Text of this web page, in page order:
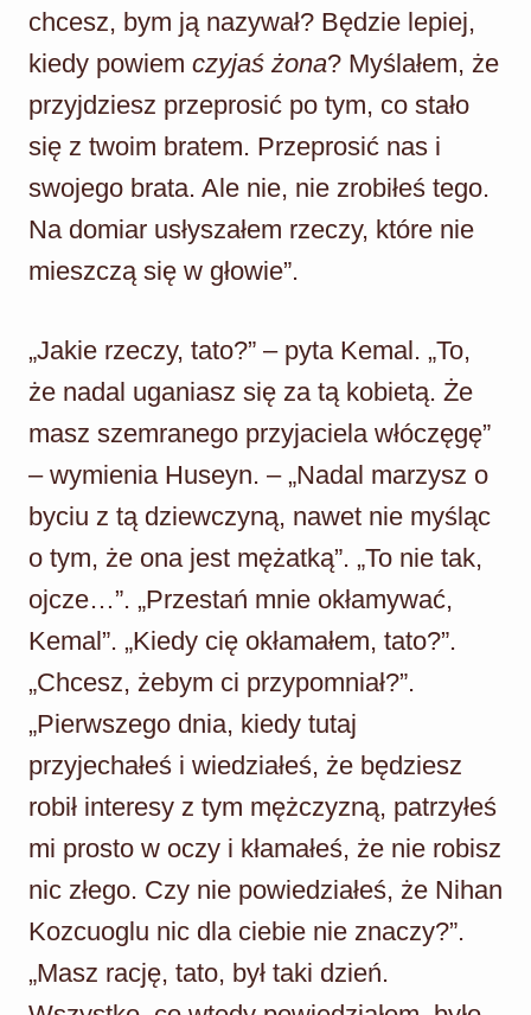
chcesz, bym ją nazywał? Będzie lepiej,
kiedy powiem czyjaś żona? Myślałem, że
przyjdziesz przeprosić po tym, co stało
się z twoim bratem. Przeprosić nas i
swojego brata. Ale nie, nie zrobiłeś tego.
Na domiar usłyszałem rzeczy, które nie
mieszczą się w głowie”.
„Jakie rzeczy, tato?” – pyta Kemal. „To,
że nadal uganiasz się za tą kobietą. Że
masz szemranego przyjaciela włóczęgę”
– wymienia Huseyn. – „Nadal marzysz o
byciu z tą dziewczyną, nawet nie myśląc
o tym, że ona jest mężatką”. „To nie tak,
ojcze…”. „Przestań mnie okłamywać,
Kemal”. „Kiedy cię okłamałem, tato?”.
„Chcesz, żebym ci przypomniał?”.
„Pierwszego dnia, kiedy tutaj
przyjechałeś i wiedziałeś, że będziesz
robił interesy z tym mężczyzną, patrzyłeś
mi prosto w oczy i kłamałeś, że nie robisz
nic złego. Czy nie powiedziałeś, że Nihan
Kozcuoglu nic dla ciebie nie znaczy?”.
„Masz rację, tato, był taki dzień.